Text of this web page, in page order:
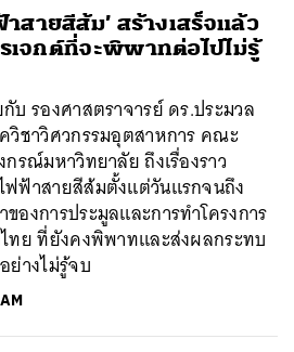
สายสีส้ม’ สร้างเสร็จแล้ว
รเจกต์ที่จะพิพาทต่อไปไม่รู้
บ รองศาสตราจารย์ ดร.ประมวล
วิชาวิศวกรรมอุตสาหการ คณะ
รณ์มหาวิทยาลัย ถึงเรื่องราว
ฟ้าสายสีส้มตั้งแต่วันแรกจนถึง
งการประมูลและการทำโครงการ
ทย ที่ยังคงพิพาทและส่งผลกระทบ
ย่างไม่รู้จบ